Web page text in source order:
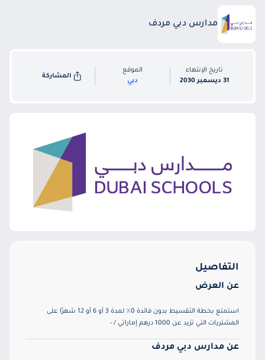
مدارس دبي مردف
تاريخ الإنتهاء
31 ديسمبر 2030
الموقع
دبي
المشاركة
التفاصيل
عن العرض
استمتع بخطة التقسيط بدون فائدة 0٪ لمدة 3 أو 6 أو 12 شهرًا على
المشتريات التي تزيد عن 1000 درهم إماراتي / -
عن مدارس دبي مردف